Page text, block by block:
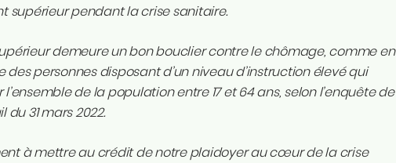
supérieur pendant la crise sanitaire.
demeure un bon bouclier contre le chômage, comme en
personnes disposant d’un niveau d’instruction élevé qui
l’ensemble de la population entre 17 et 64 ans, selon l’enquête de
31 mars 2022.
à mettre au crédit de notre plaidoyer au cœur de la crise